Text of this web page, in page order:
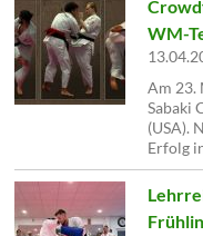
WM-
Am 23.
Sabaki
(USA).
Erfolg